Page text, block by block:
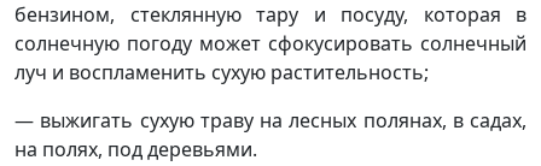
бензином, стеклянную тару и посуду, которая в
солнечную погоду может сфокусировать солнечный
луч и воспламенить сухую растительность;
— выжигать сухую траву на лесных полянах, в садах,
на полях, под деревьями.